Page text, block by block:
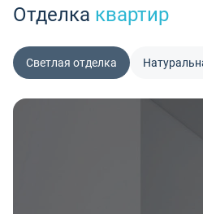
Отделка квартир
Светлая отделка